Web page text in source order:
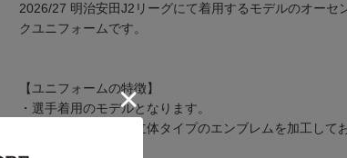
2026/27 明治安田J2リーグにて着用するモデルのオーセ
クユニフォームです。
【ユニフォームの特徴】
・選手着用のモデルとなります。
・エンブレムには、立体タイプのエンブレムを加工して